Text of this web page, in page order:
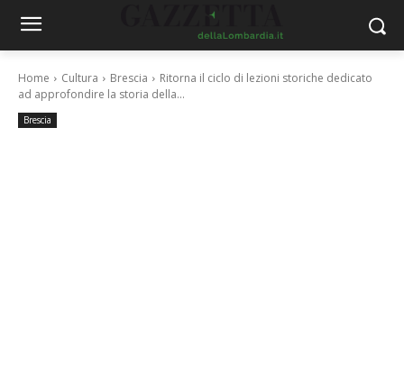
Home Cultura Brescia
Ritorna il ciclo di lezioni storiche dedicato
ad approfondire la storia della...
Brescia